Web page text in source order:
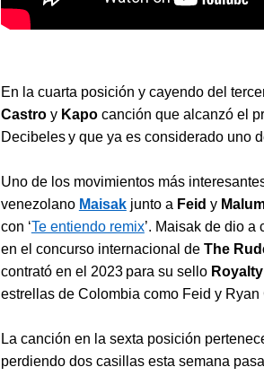
En la cuarta posición y cayendo del
Castroy Kapocanción que alcanzó el
Decibeles y que ya es considerado uno
Uno de los movimientos más
venezolano Maisakjunto a Feid y
con ‘Te entiendo remix’. Maisak de dio
en el concurso internacional de The
contrató en el 2023 para su sello
estrellas de Colombia como Feid y Ryan
La canción en la sexta posición
perdiendo dos casillas esta semana